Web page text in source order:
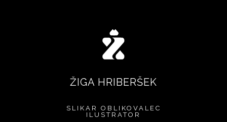
ŽIGA HRIBERŠEK
SLIKAR
OBLIKOVALEC
ILUSTRATOR